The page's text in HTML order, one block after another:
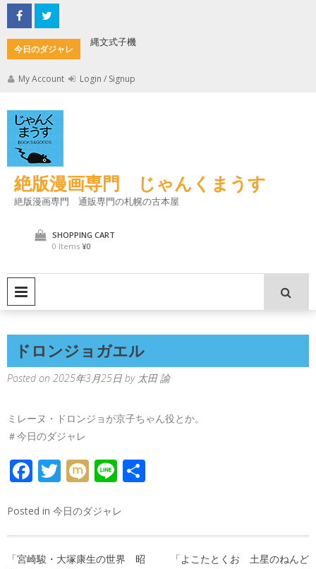
Skip
to
content
今日のダジャレ
縄文式子機
My Account Login / Signup
絶版漫画専門 じゃんくまうす
絶版漫画専門 通販専門の札幌の古本屋
SHOPPING CART
0 Items ¥0
ドロンジョガエル
Posted on 2025年3月25日 by 太田 諭
ミレーヌ・ドロンジョが京子ちゃん役とか。
＃今日のダジャレ
FACEBOOK
TWITTER
MIXILINE
Posted in 今日のダジャレ
「宮崎駿・大塚康生の世界 昭
「よこたとくお 土星のねんど